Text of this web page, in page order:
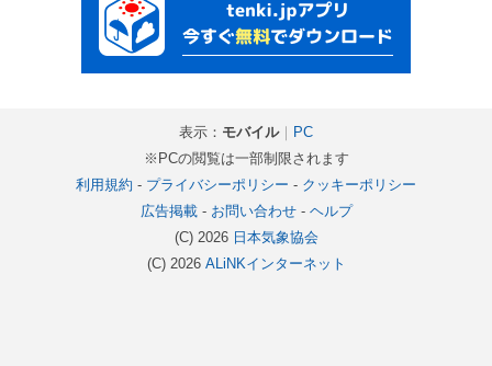
表示： モバイル｜
PC
※PCの閲覧は一部制限されます
利用規約 - プライバシーポリシー - クッキーポリシー
広告掲載- お問い合わせ- ヘルプ
(C) 2026 日本気象協会
(C) 2026 ALiNKインターネット